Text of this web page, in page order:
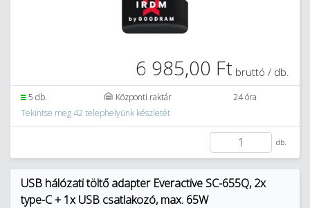
6 985,00 Ft bruttó / db.
5 db. Központi raktár
24 óra
Tekintse meg 42 telephelyünk készletét
db.
USB hálózati töltő adapter Everactive SC-655Q, 2x
type-C + 1x USB csatlakozó, max. 65W